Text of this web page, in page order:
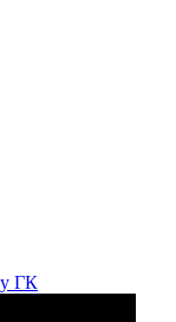
ГК